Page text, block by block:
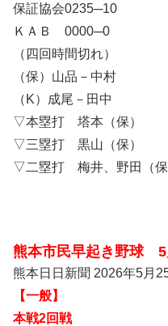
保証協会0235─10
ＫＡＢ 0000─0
（四回時間切れ）
（保）山品－中村
（K）成尾－田中
▽本塁打 塔本（保）
▽三塁打 黒山（保）
▽二塁打 梅井、野田（保
熊本市民早起き野球 5
熊本日日新聞 2026年5月
【一般】
本戦2回戦